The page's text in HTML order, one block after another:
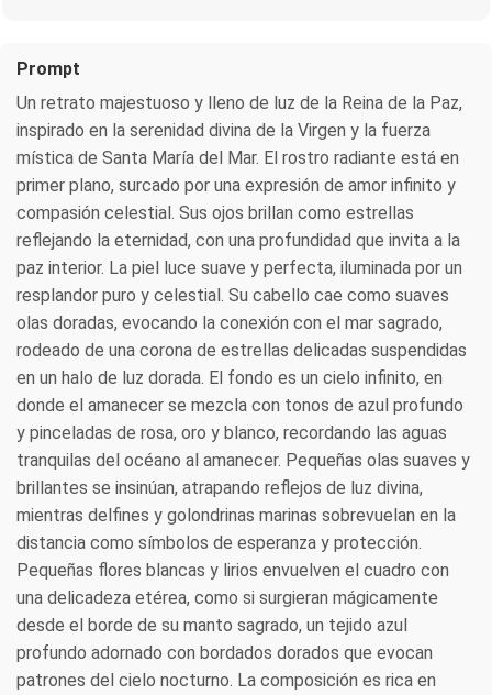
Prompt
Un retrato majestuoso y lleno de luz de la Reina de la Paz,
inspirado en la serenidad divina de la Virgen y la fuerza
mística de Santa María del Mar. El rostro radiante está en
primer plano, surcado por una expresión de amor infinito y
compasión celestial. Sus ojos brillan como estrellas
reflejando la eternidad, con una profundidad que invita a la
paz interior. La piel luce suave y perfecta, iluminada por un
resplandor puro y celestial. Su cabello cae como suaves
olas doradas, evocando la conexión con el mar sagrado,
rodeado de una corona de estrellas delicadas suspendidas
en un halo de luz dorada. El fondo es un cielo infinito, en
donde el amanecer se mezcla con tonos de azul profundo
y pinceladas de rosa, oro y blanco, recordando las aguas
tranquilas del océano al amanecer. Pequeñas olas suaves y
brillantes se insinúan, atrapando reflejos de luz divina,
mientras delfines y golondrinas marinas sobrevuelan en la
distancia como símbolos de esperanza y protección.
Pequeñas flores blancas y lirios envuelven el cuadro con
una delicadeza etérea, como si surgieran mágicamente
desde el borde de su manto sagrado, un tejido azul
profundo adornado con bordados dorados que evocan
patrones del cielo nocturno. La composición es rica en